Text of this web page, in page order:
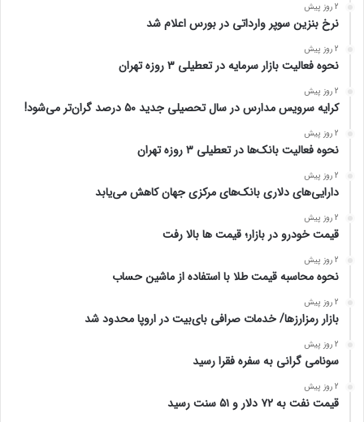
2 روز پیش
نرخ بنزین سوپر وارداتی در بورس اعلام شد
2 روز پیش
نحوه فعالیت بازار سرمایه در تعطیلی ۳ روزه تهران
2 روز پیش
کرایه سرویس مدارس در سال تحصیلی جدید ۵۰ درصد گران‌تر می‌شود!
2 روز پیش
نحوه فعالیت بانک‌ها در تعطیلی ۳ روزه تهران
2 روز پیش
دارایی‌های دلاری بانک‌های مرکزی جهان کاهش می‌یابد
2 روز پیش
قیمت خودرو در بازار؛ قیمت ها بالا رفت
2 روز پیش
نحوه محاسبه قیمت طلا با استفاده از ماشین حساب
2 روز پیش
بازار رمزارزها/ خدمات صرافی بای‌بیت در اروپا محدود شد
2 روز پیش
سونامی گرانی به سفره فقرا رسید
2 روز پیش
قیمت نفت به ۷۲ دلار و ۵۱ سنت رسید